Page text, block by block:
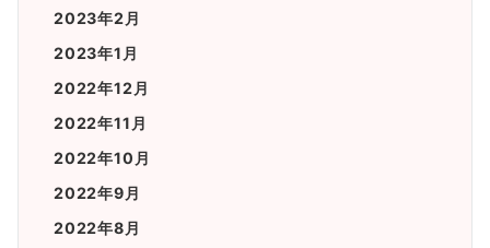
2023年2月
2023年1月
2022年12月
2022年11月
2022年10月
2022年9月
2022年8月